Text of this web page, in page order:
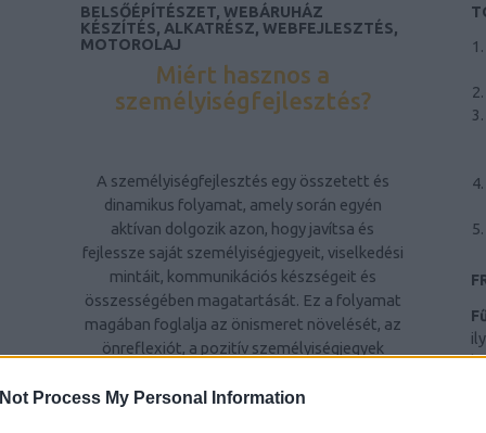
Process My Personal Information
BELSŐÉPÍTÉSZET, WEBÁRUHÁZ
KÉSZÍTÉS, ALKATRÉSZ, WEBFEJLESZTÉS,
MOTOROLAJ
Miért hasznos a
személyiségfejlesztés?
A személyiségfejlesztés egy összetett és
dinamikus folyamat, amely során egyén
aktívan dolgozik azon, hogy javítsa és
fejlessze saját személyiségjegyeit, viselkedési
mintáit, kommunikációs készségeit és
összességében magatartását. Ez a folyamat
magában foglalja az önismeret növelését, az
önreflexiót, a pozitív személyiségjegyek
tulajdonságok csökkentését vagy